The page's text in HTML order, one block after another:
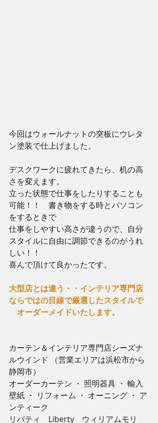
今回はウォールナットの突板にウレタ
ン塗装で仕上げました。
デスクワークに疲れてきたら、机の高
さを変えます。
立った状態で仕事をしたりすることも
可能！！　書き物をする時とパソコン
をするときで
仕事をしやすい高さが違うので、自分
スタイルに自由に調節できるのがうれ
しい！！
喜んで頂けて良かったです。
大型店とは違う・・インテリア専門店
ならではの目線で厳選したスタイルで
オーダーメイドいたします。
カーテン＆インテリア専門店シーズナ
ルウインド （営業エリアは浜松市から
静岡市）
オーダーカーテン ・ 照明器具 ・ 輸入
壁紙 ・ リフォーム ・ オーニング ・ ア
ンティーク
リバティ　Liberty　ウィリアムモリ